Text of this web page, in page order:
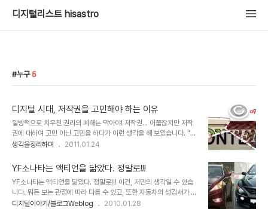
디지털리스트 hisastro
누구 5
디지털 시대, 저작권을 고민해야 하는 이유
일방적으로 치우친 권리의 폐해는 막아야! 저작권... 어쭙잖지만 저작
권에 대하여 고민 아닌 고민을 하다가 이런 생각을 해 보았습니다. "어
떠한 권리가 한쪽으로 치우쳤을 땐 반드시 문제가 발생하기 마련이
에 이르렀다고 봅니다. 물론 현재, 어떤 누구라도 이 디지털 시대의 저
작권에 대하여 명쾌한 답을 내놓긴 어려울 것이라 생각합니다. 뭐, 혼
자라면 어떤 특정한 방법을 포함하여 어떤 주장이든 펼칠 수는 있겠지
만... ▲ Illustration by Minh Uong/The New York Times
Published: March 1, 2009 음악이나, 책, 글 그림 등등... 이러한
생각을정리하며 2011.01.24
YF소나타는 액티언을 닮았다. 정말로!!!
YF소나타는 액티언을 닮았다. 정말로!!! 이건, 저만의 생각일 수 있습
니다. 뭐든 보는 관점에 따라 다를 수 있고, 또한 자동차의 생김새가 어
떤 면에서는 동일한 형태일 수 밖에 없기에 그러한 이유일 수 도 있을
디지털이야기/블로그Weblog 2010.01.28